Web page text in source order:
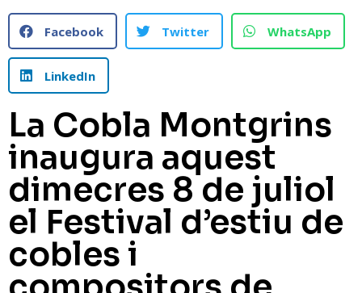
Facebook Twitter WhatsApp
LinkedIn
La Cobla Montgrins
inaugura aquest
dimecres 8 de juliol
el Festival d’estiu de
cobles i